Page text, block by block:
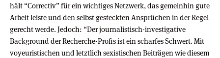
hält “Correctiv” für ein wichtiges Netzwerk, das gemeinhin gute
Arbeit leiste und den selbst gesteckten Ansprüchen in der Regel
gerecht werde. Jedoch: “Der journalistisch-investigative
Background der Recherche-Profis ist ein scharfes Schwert. Mit
voyeuristischen und letztlich sexistischen Beiträgen wie diesem